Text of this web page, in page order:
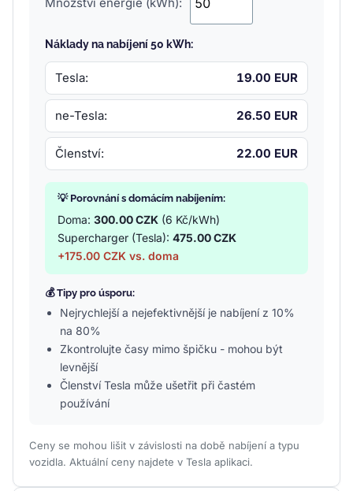
Náklady na nabíjení 50 kWh:
Tesla: 19.00 EUR
ne-Tesla: 26.50 EUR
Členství: 22.00 EUR
💡 Porovnání s domácím nabíjením:
Doma: 300.00 CZK (6 Kč/kWh)
Supercharger (Tesla): 475.00 CZK
+175.00 CZK vs. doma
💰 Tipy pro úsporu:
Nejrychlejší a nejefektivnější je nabíjení z 10%
na 80%
Zkontrolujte časy mimo špičku - mohou být
levnější
Členství Tesla může ušetřit při častém
používání
Ceny se mohou lišit v závislosti na době nabíjení a typu
vozidla. Aktuální ceny najdete v Tesla aplikaci.